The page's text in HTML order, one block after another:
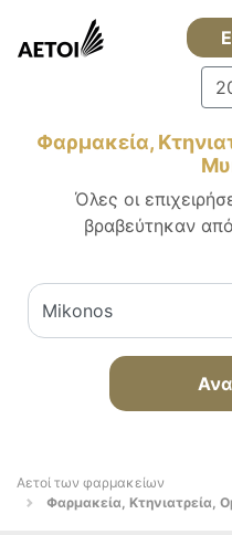
Φαρμακεία,
Όλες οι
βραβεύτηκαν
Αετοί των φαρμακείων
Φαρμακεία, Κτηνιατρεία,